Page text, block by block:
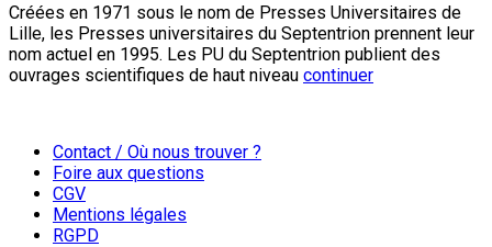
Créées en 1971 sous le nom de Presses Universitaires de
Lille, les Presses universitaires du Septentrion prennent leur
nom actuel en 1995. Les PU du Septentrion publient des
ouvrages scientifiques de haut niveau continuer
Contact / Où nous trouver ?
Foire aux questions
CGV
Mentions légales
RGPD